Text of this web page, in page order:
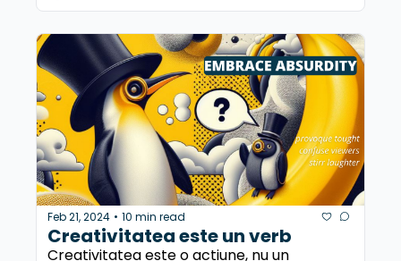
Feb 21, 2024 • 10 min read
Creativitatea este un verb
Creativitatea este o acțiune, nu un